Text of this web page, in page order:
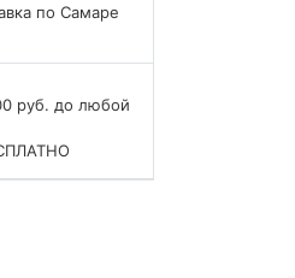
по Самаре
руб. до любой